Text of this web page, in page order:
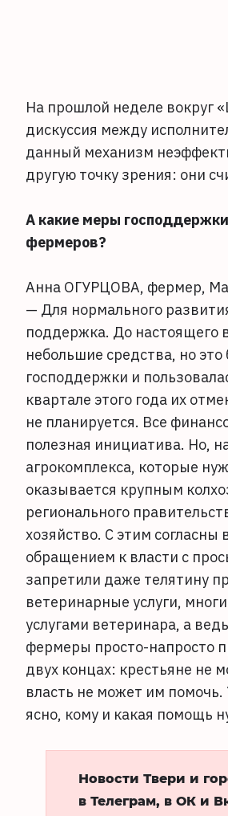
На прошлой неделе вокруг
дискуссия между
данный механизм
другую точку зрения: они
А какие меры
фермеров?
Анна ОГУРЦОВА, фермер,
— Для нормального
поддержка. До настоящего
небольшие средства, но
господдержки и
квартале этого года их
не планируется. Все
полезная инициатива. Но,
агрокомплекса, которые
оказывается крупным
регионального
хозяйство. С этим
обращением к власти с
запретили даже телятину
ветеринарные услуги,
услугами ветеринара, а
фермеры просто-напросто
двух концах: крестьяне не
власть не может им помочь.
ясно, кому и какая помощь
Новости Твери и
в Телеграм, в ОК и